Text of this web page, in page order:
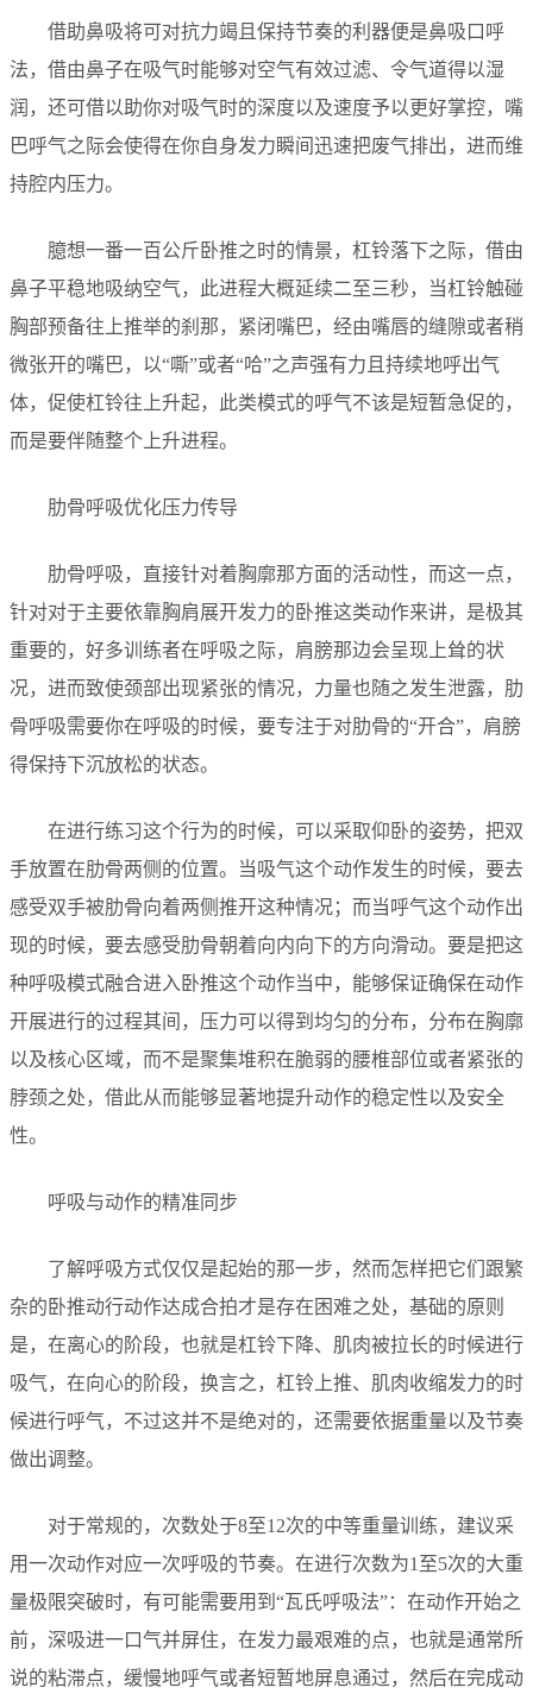
借助鼻吸将可对抗力竭且保持节奏的利器便是鼻吸口呼
法，借由鼻子在吸气时能够对空气有效过滤、令气道得以湿
润，还可借以助你对吸气时的深度以及速度予以更好掌控，嘴
巴呼气之际会使得在你自身发力瞬间迅速把废气排出，进而维
持腔内压力。
臆想一番一百公斤卧推之时的情景，杠铃落下之际，借由
鼻子平稳地吸纳空气，此进程大概延续二至三秒，当杠铃触碰
胸部预备往上推举的刹那，紧闭嘴巴，经由嘴唇的缝隙或者稍
微张开的嘴巴，以“嘶”或者“哈”之声强有力且持续地呼出气
体，促使杠铃往上升起，此类模式的呼气不该是短暂急促的，
而是要伴随整个上升进程。
肋骨呼吸优化压力传导
肋骨呼吸，直接针对着胸廓那方面的活动性，而这一点，
针对对于主要依靠胸肩展开发力的卧推这类动作来讲，是极其
重要的，好多训练者在呼吸之际，肩膀那边会呈现上耸的状
况，进而致使颈部出现紧张的情况，力量也随之发生泄露，肋
骨呼吸需要你在呼吸的时候，要专注于对肋骨的“开合”，肩膀
得保持下沉放松的状态。
在进行练习这个行为的时候，可以采取仰卧的姿势，把双
手放置在肋骨两侧的位置。当吸气这个动作发生的时候，要去
感受双手被肋骨向着两侧推开这种情况；而当呼气这个动作出
现的时候，要去感受肋骨朝着向内向下的方向滑动。要是把这
种呼吸模式融合进入卧推这个动作当中，能够保证确保在动作
开展进行的过程其间，压力可以得到均匀的分布，分布在胸廓
以及核心区域，而不是聚集堆积在脆弱的腰椎部位或者紧张的
脖颈之处，借此从而能够显著地提升动作的稳定性以及安全
性。
呼吸与动作的精准同步
了解呼吸方式仅仅是起始的那一步，然而怎样把它们跟繁
杂的卧推动行动作达成合拍才是存在困难之处，基础的原则
是，在离心的阶段，也就是杠铃下降、肌肉被拉长的时候进行
吸气，在向心的阶段，换言之，杠铃上推、肌肉收缩发力的时
候进行呼气，不过这并不是绝对的，还需要依据重量以及节奏
做出调整。
对于常规的，次数处于8至12次的中等重量训练，建议采
用一次动作对应一次呼吸的节奏。在进行次数为1至5次的大重
量极限突破时，有可能需要用到“瓦氏呼吸法”：在动作开始之
前，深吸进一口气并屏住，在发力最艰难的点，也就是通常所
说的粘滞点，缓慢地呼气或者短暂地屏息通过，然后在完成动